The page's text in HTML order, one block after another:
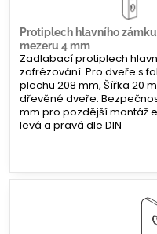
Protiplech hlavního
mezeru 4 mm
Zadlabací protiplech
zafrézování. Pro dveře s
plechu 208 mm, Šířka 20
dřevěné dveře.
mm pro pozdější montáž
levá a pravá dle DIN